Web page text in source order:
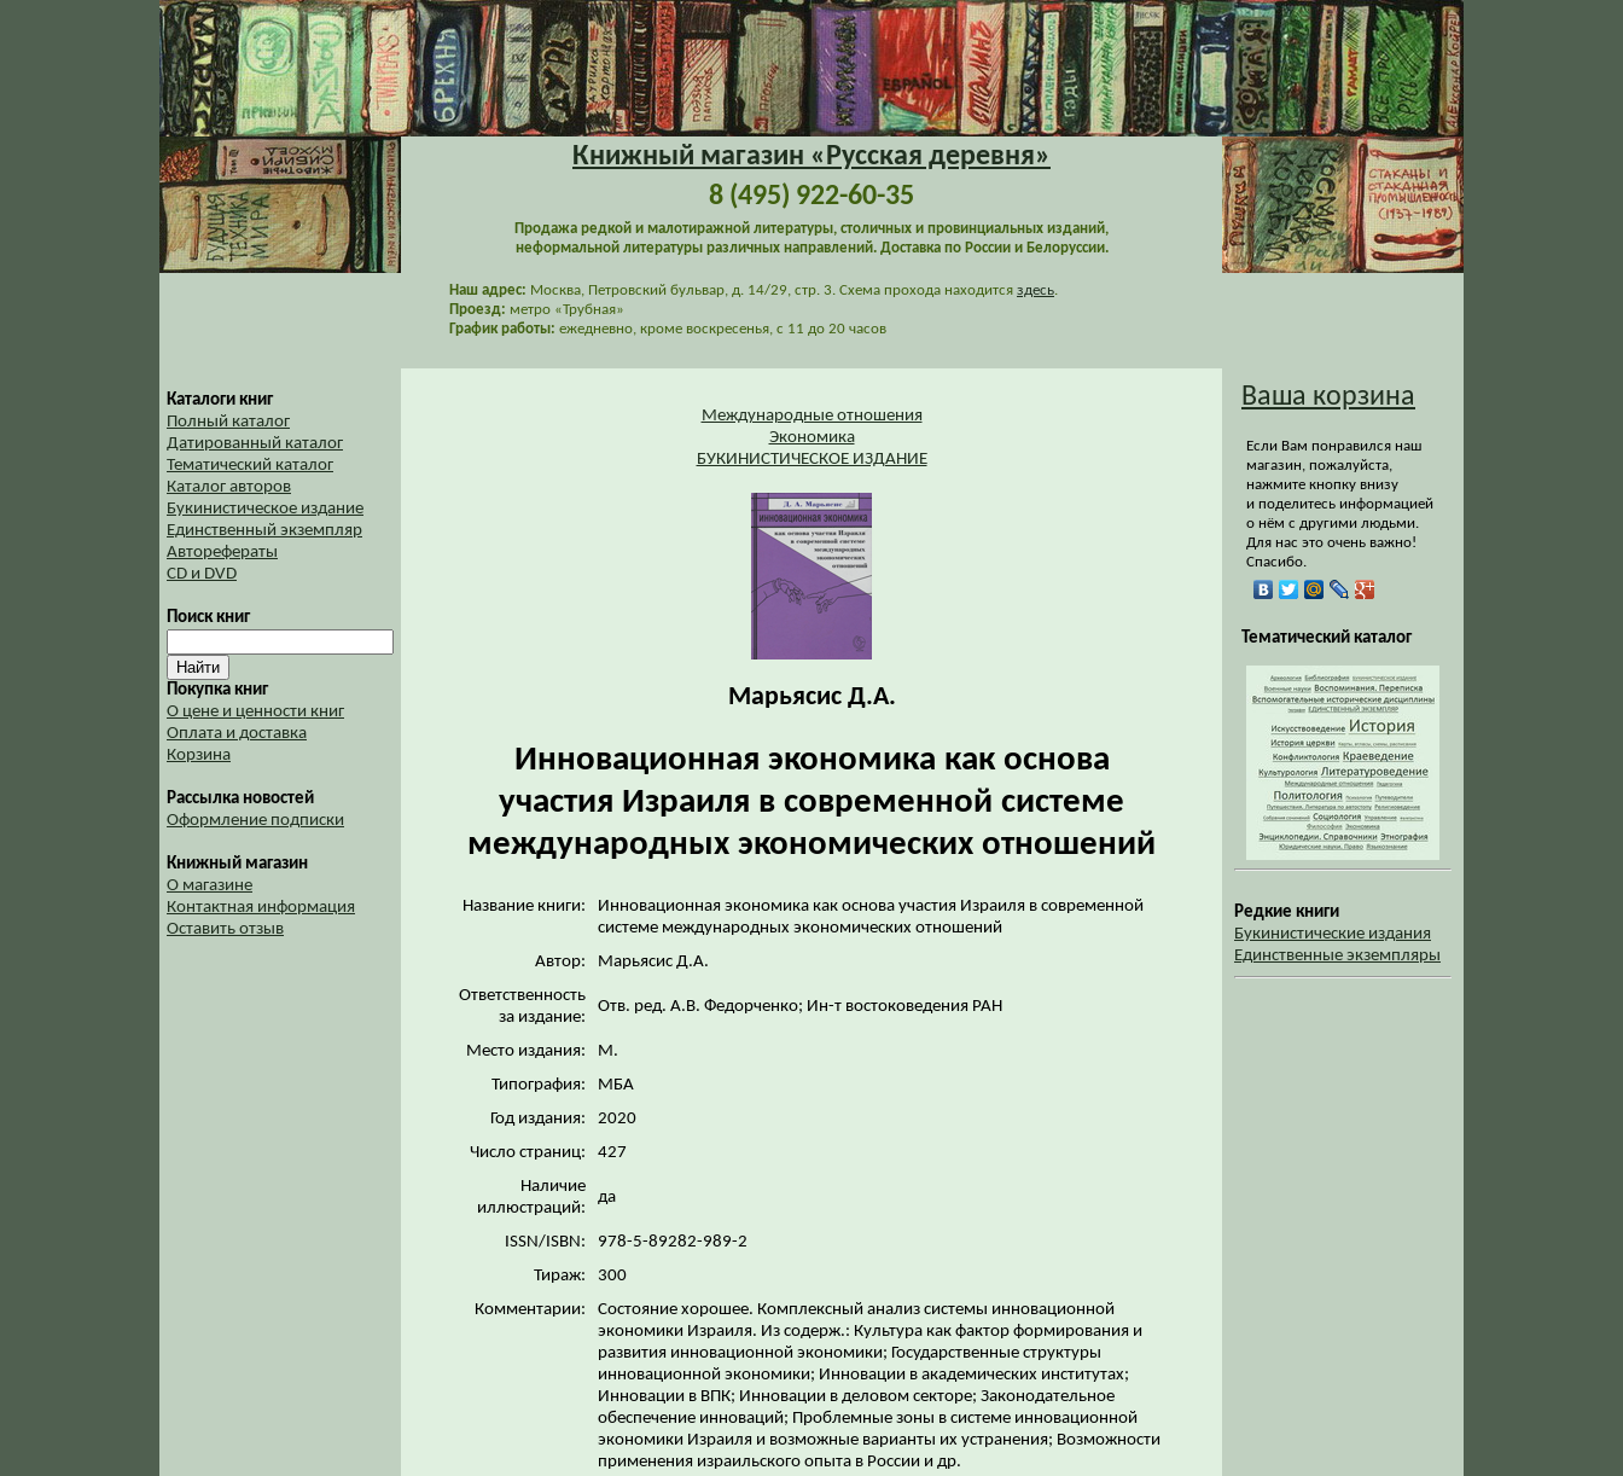
Книжный магазин «Русская деревня»
8 (495) 922-60-35
Продажа редкой и малотиражной литературы, столичных и провинциальных изданий,
неформальной литературы различных направлений. Доставка по России и Белоруссии.
Наш адрес: Москва, Петровский бульвар, д. 14/29, стр. 3. Схема прохода находится здесь.
Проезд: метро «Трубная»
График работы: ежедневно, кроме воскресенья, с 11 до 20 часов
Каталоги книг
Полный каталог
Датированный каталог
Тематический каталог
Каталог авторов
Букинистическое издание
Единственный экземпляр
Авторефераты
CD и DVD
Поиск книг
Покупка книг
О цене и ценности книг
Оплата и доставка
Корзина
Рассылка новостей
Оформление подписки
Книжный магазин
О магазине
Контактная информация
Оставить отзыв
Международные отношения
Экономика
БУКИНИСТИЧЕСКОЕ ИЗДАНИЕ
Марьясис Д.А.
Инновационная экономика как основа
участия Израиля в современной системе
международных экономических отношений
Название книги:
Инновационная экономика как основа участия Израиля в современной
системе международных экономических отношений
Автор:
Марьясис Д.А.
Ответственность
за издание:
Отв. ред. А.В. Федорченко; Ин-т востоковедения РАН
Место издания:
М.
Типография:
МБА
Год издания:
2020
Число страниц:
427
Наличие
иллюстраций:
да
ISSN/ISBN:
978-5-89282-989-2
Тираж:
300
Комментарии:
Состояние хорошее. Комплексный анализ системы инновационной
экономики Израиля. Из содерж.: Культура как фактор формирования и
развития инновационной экономики; Государственные структуры
инновационной экономики; Инновации в академических институтах;
Инновации в ВПК; Инновации в деловом секторе; Законодательное
обеспечение инноваций; Проблемные зоны в системе инновационной
экономики Израиля и возможные варианты их устранения; Возможности
применения израильского опыта в России и др.
Ваша корзина
Если Вам понравился наш
магазин, пожалуйста,
нажмите кнопку внизу
и поделитесь информацией
о нём с другими людьми.
Для нас это очень важно!
Спасибо.
Тематический каталог
Редкие книги
Букинистические издания
Единственные экземпляры